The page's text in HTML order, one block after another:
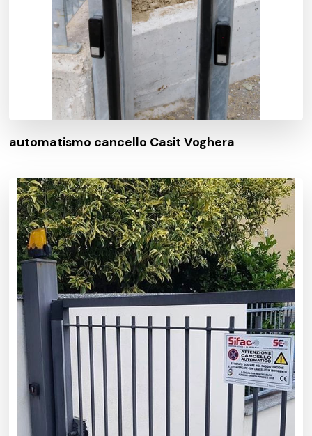
automatismo cancello Casit Voghera